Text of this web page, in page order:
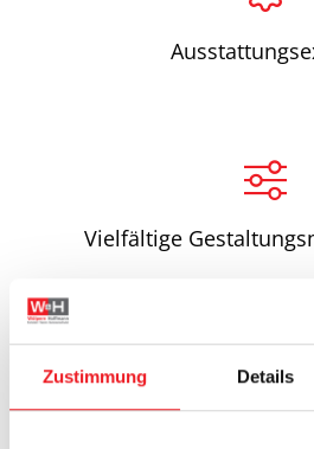
Zustimmung Details
Vielfältige
Ihr Fachmann für
Sonnenschutz im